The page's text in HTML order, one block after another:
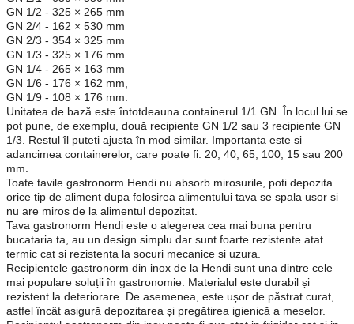
GN 1/2 - 325 × 265 mm
GN 2/4 - 162 × 530 mm
GN 2/3 - 354 × 325 mm
GN 1/3 - 325 × 176 mm
GN 1/4 - 265 × 163 mm
GN 1/6 - 176 × 162 mm,
GN 1/9 - 108 × 176 mm.
Unitatea de bază este întotdeauna containerul 1/1 GN. În locul lui se
pot pune, de exemplu, două recipiente GN 1/2 sau 3 recipiente GN
1/3. Restul îl puteți ajusta în mod similar. Importanta este si
adancimea containerelor, care poate fi: 20, 40, 65, 100, 15 sau 200
mm.
Toate tavile gastronorm Hendi nu absorb mirosurile, poti depozita
orice tip de aliment dupa folosirea alimentului tava se spala usor si
nu are miros de la alimentul depozitat.
Tava gastronorm Hendi este o alegerea cea mai buna pentru
bucataria ta, au un design simplu dar sunt foarte rezistente atat
termic cat si rezistenta la socuri mecanice si uzura.
Recipientele gastronorm din inox de la Hendi sunt una dintre cele
mai populare soluții în gastronomie. Materialul este durabil și
rezistent la deteriorare. De asemenea, este ușor de păstrat curat,
astfel încât asigură depozitarea și pregătirea igienică a meselor.